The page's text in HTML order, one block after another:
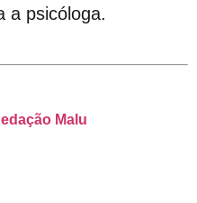
a psicóloga.
Malu